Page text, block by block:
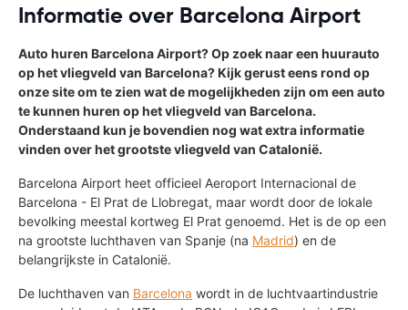
Informatie over Barcelona Airport
Auto huren Barcelona Airport? Op zoek naar een huurauto
op het vliegveld van Barcelona? Kijk gerust eens rond op
onze site om te zien wat de mogelijkheden zijn om een auto
te kunnen huren op het vliegveld van Barcelona.
Onderstaand kun je bovendien nog wat extra informatie
vinden over het grootste vliegveld van Catalonië.
Barcelona Airport heet officieel Aeroport Internacional de
Barcelona - El Prat de Llobregat, maar wordt door de lokale
bevolking meestal kortweg El Prat genoemd. Het is de op een
na grootste luchthaven van Spanje (na Madrid) en de
belangrijkste in Catalonië.
De luchthaven van Barcelona wordt in de luchtvaartindustrie